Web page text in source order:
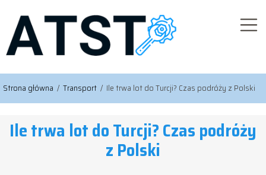
Strona główna / Transport / Ile trwa lot do Turcji? Czas podróży z Polski
Ile trwa lot do Turcji? Czas podróży
z Polski